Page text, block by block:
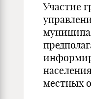
Участие
местных